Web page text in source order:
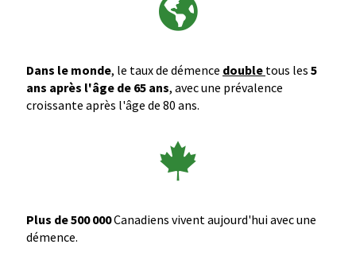
Dans le monde, le taux de démence double tous les 5
ans après l'âge de 65 ans, avec une prévalence
croissante après l'âge de 80 ans.
Plus de 500 000Canadiens vivent aujourd'hui avec une
démence.